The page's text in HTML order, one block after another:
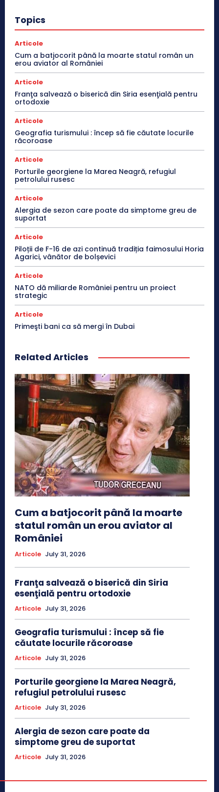
Topics
Articole
Cum a batjocorit până la moarte statul român un
erou aviator al României
Articole
Franţa salvează o biserică din Siria esenţială pentru
ortodoxie
Articole
Geografia turismului : încep să fie căutate locurile
răcoroase
Articole
Porturile georgiene la Marea Neagră, refugiul
petrolului rusesc
Articole
Alergia de sezon care poate da simptome greu de
suportat
Articole
Piloții de F-16 de azi continuă tradiția faimosului Horia
Agarici, vânător de bolșevici
Articole
NATO dă miliarde României pentru un proiect
strategic
Articole
Primeşti bani ca să mergi în Dubai
Related Articles
Cum a batjocorit până la moarte
statul român un erou aviator al
României
Articole July 31, 2026
Franţa salvează o biserică din Siria
esenţială pentru ortodoxie
Articole July 31, 2026
Geografia turismului : încep să fie
căutate locurile răcoroase
Articole July 31, 2026
Porturile georgiene la Marea Neagră,
refugiul petrolului rusesc
Articole July 31, 2026
Alergia de sezon care poate da
simptome greu de suportat
Articole July 31, 2026